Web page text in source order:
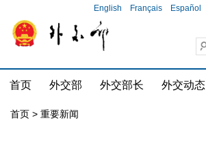
English Français Español
首页 外交部 外交部长 外交动态
首页 > 重要新闻